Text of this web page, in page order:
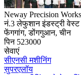
Neway Precision
नं.3 लेफुशान इंडस्ट्री वेस्ट
फेंगगांग, डोंगगुआन, चीन
पिन 523000
सेवाएं
सीएनसी मशीनिंग
सुपरएलॉय